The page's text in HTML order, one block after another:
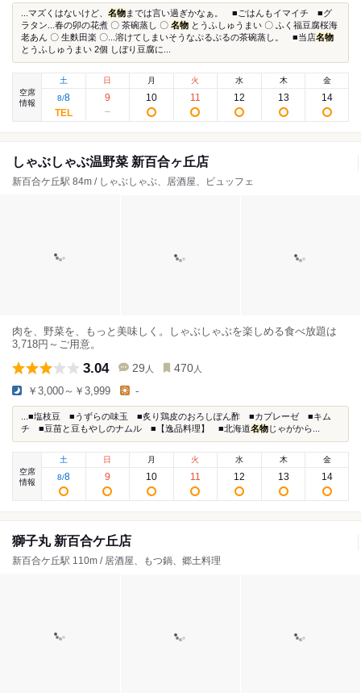
...マズくはないけど、 名物までは言い過ぎかなぁ。 ■ごはんもイマイチ ■グ
ラタン...春の卯の花煮 〇 茶碗蒸し 〇 名物 とうふしゅうまい 〇 ふく福豆腐桜海
老あん 〇 生麩田楽 〇...溶けてしまいそうなぷるぷるの茶碗蒸し。 ■当店名物
とうふしゅうまい 2個 しぼり豆腐に...
空席
情報
土
8/8
日
9
月
10
火
11
水
12
木
13
金
14
しゃぶしゃぶ温野菜 新百合ヶ丘店
新百合ケ丘駅 84m / しゃぶしゃぶ、居酒屋、ビュッフェ
肉を、野菜を、もっと美味しく。しゃぶしゃぶを楽しめる食べ放題は
3,718円～ご用意。
3.04 29 人 470 人
￥3,000～￥3,999 -
...■塩枝豆 ■うずらの味玉 ■炙り鶏皮のおろしぽん酢 ■カプレーゼ ■キム
チ ■豆苗と豆もやしのナムル ■【逸品料理】 ■北海道名物じゃがから...
空席
情報
土
8/8
日
9
月
10
火
11
水
12
木
13
金
14
獅子丸 新百合ケ丘店
新百合ケ丘駅 110m / 居酒屋、もつ鍋、郷土料理